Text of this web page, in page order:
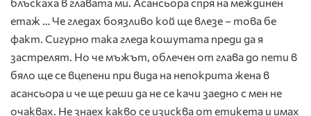
етаж … Че гледах боязливо кой ще влезе – това бе
факт. Сигурно така гледа кошутата преди да я
застрелят. Но че мъжът, облечен от глава до пети в
бяло ще се вцепени при вида на непокрита жена в
асансьора и че ще реши да не се качи заедно с мен не
очаквах. Не знаех какво се изисква от етикета и имах